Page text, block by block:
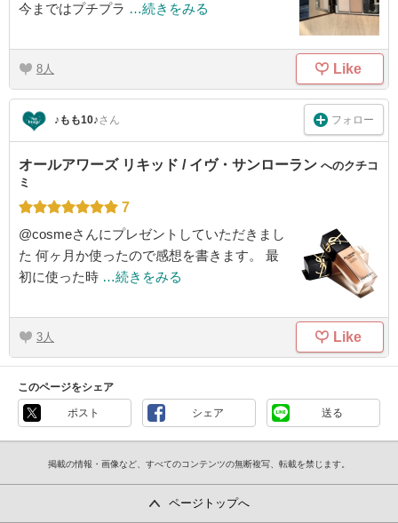
今まではプチプラ …続きをみる
8 Like
♪もも10♪さん フォロー
オールアワーズ リキッド / イヴ・サンローラン へのクチコ
ミ
7
@cosmeさんにプレゼントしていただきまし
た 何ヶ月か使ったので感想を書きます。 最
初に使った時 …続きをみる
3 Like
このページをシェア
ポスト シェア 送る
掲載の情報・画像など、すべてのコンテンツの無断複写、転載を禁じます。
ページトップへ